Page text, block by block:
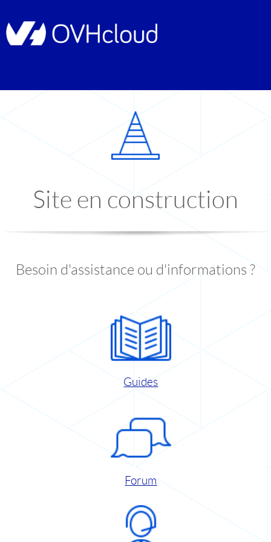
Site en construction
Besoin d'assistance ou d'informations ?
Guides
Forum